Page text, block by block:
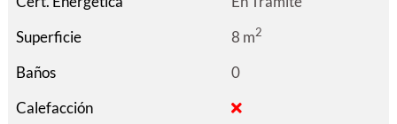
Superficie
8 m2
Baños
0
Calefacción